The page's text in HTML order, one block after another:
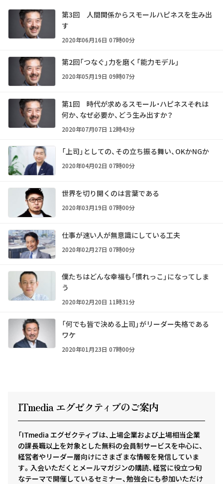
第3回 人間関係からスモールハピネスを生み出
す
2020年06月16日 07時00分
第2回「つなぐ」力を磨く「能力モデル」
2020年05月19日 09時07分
第1回 時代が求めるスモール・ハピネス――それは
何か、なぜ必要か、どう生み出すか？
2020年07月07日 12時43分
「上司」としての、その立ち振る舞い、OKかNGか
2020年04月02日 07時00分
世界を切り開くのは言葉である
2020年03月19日 07時00分
仕事が速い人が無意識にしている工夫
2020年02月27日 07時00分
僕たちはどんな幸福も「慣れっこ」になってしま
う
2020年02月20日 11時31分
「何でも皆で決める上司」がリーダー失格である
ワケ
2020年01月23日 07時00分
ITmedia エグゼクティ ブのご案内
「ITmedia エグゼクティブは、上場企業および上場相当企業
の課長職以上を対象とした無料の会員制サービスを中心に、
経営者やリーダー層向けにさまざまな情報を発信していま
す。入会いただくとメールマガジンの購読、経営に役立つ旬
なテーマで開催しているセミナー、勉強会にも参加いただけ